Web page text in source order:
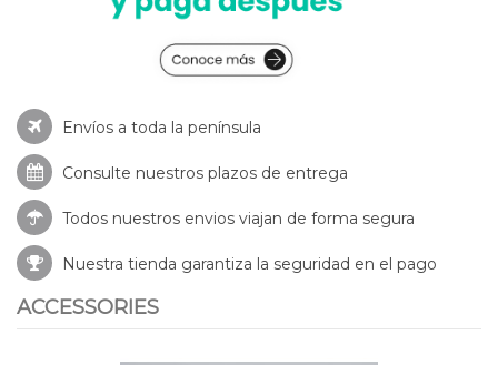
Envíos a toda la península
Consulte nuestros plazos de entrega
Todos nuestros envios viajan de forma segura
Nuestra tienda garantiza la seguridad en el pago
ACCESSORIES